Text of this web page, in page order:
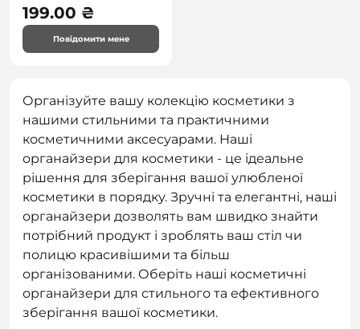
199.00 ₴
Повідомити мене
Організуйте вашу колекцію косметики з
нашими стильними та практичними
косметичними аксесуарами. Наші
органайзери для косметики - це ідеальне
рішення для зберігання вашої улюбленої
косметики в порядку. Зручні та елегантні, наші
органайзери дозволять вам швидко знайти
потрібний продукт і зроблять ваш стіл чи
полицю красивішими та більш
організованими. Оберіть наші косметичні
органайзери для стильного та ефективного
зберігання вашої косметики.